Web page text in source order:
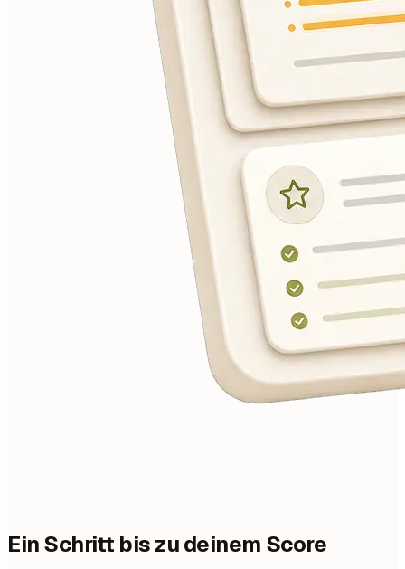
Ein Schritt bis zu deinem Score